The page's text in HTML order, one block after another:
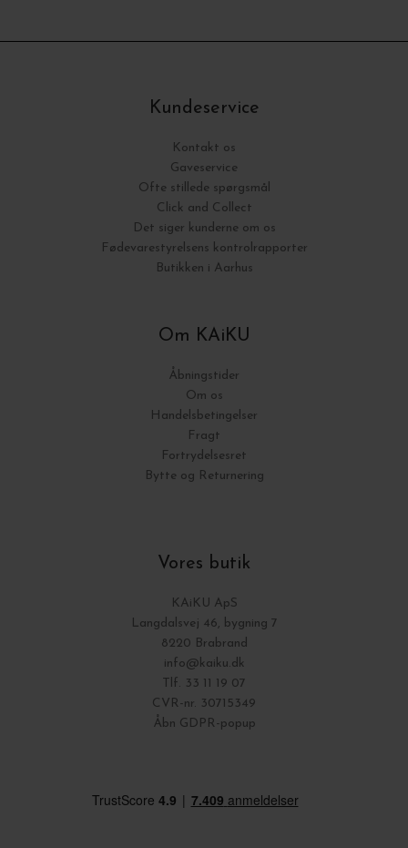
Kundeservice
Kontakt os
Gaveservice
Ofte stillede spørgsmål
Click and Collect
Det siger kunderne om os
Fødevarestyrelsens kontrolrapporter
Butikken i Aarhus
Om KAiKU
Åbningstider
Om os
Handelsbetingelser
Fragt
Fortrydelsesret
Bytte og Returnering
Vores butik
KAiKU ApS
Langdalsvej 46, bygning 7
8220 Brabrand
info@kaiku.dk
Tlf. 33 11 19 07
CVR-nr. 30715349
Åbn GDPR-popup